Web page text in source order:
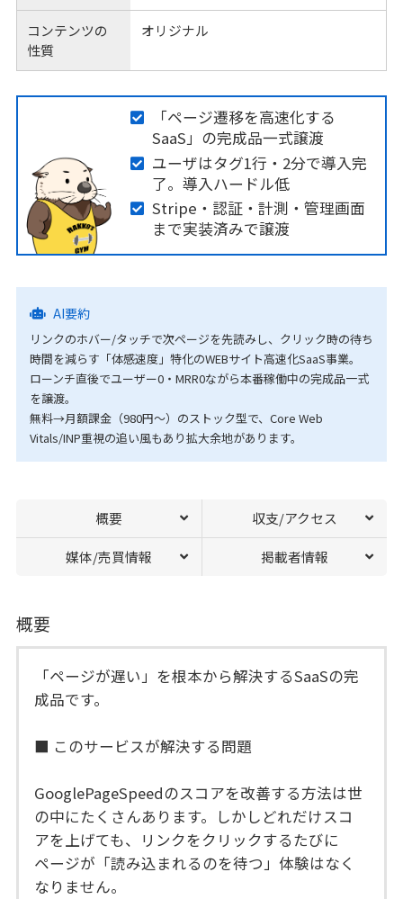
コンテンツの
性質
オリジナル
「ページ遷移を高速化する
SaaS」の完成品一式譲渡
ユーザはタグ1行・2分で導入完
了。導入ハードル低
Stripe・認証・計測・管理画面
まで実装済みで譲渡
AI要約
リンクのホバー/タッチで次ページを先読みし、クリック時の待ち
時間を減らす「体感速度」特化のWEBサイト高速化SaaS事業。
ローンチ直後でユーザー0・MRR0ながら本番稼働中の完成品一式
を譲渡。
無料→月額課金（980円〜）のストック型で、Core Web
Vitals/INP重視の追い風もあり拡大余地があります。
概要 収支/アクセス
媒体/売買情報 掲載者情報
概要
「ページが遅い」を根本から解決するSaaSの完
成品です。
■ このサービスが解決する問題
GooglePageSpeedのスコアを改善する方法は世
の中にたくさんあります。しかしどれだけスコ
アを上げても、リンクをクリックするたびに
ページが「読み込まれるのを待つ」体験はなく
なりません。